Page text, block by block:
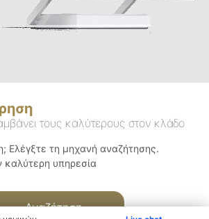
τους καλύτερους στον κλάδο
Ελέγξτε τη μηχανή αναζήτησης.
καλύτερη υπηρεσία
Αναζήτηση